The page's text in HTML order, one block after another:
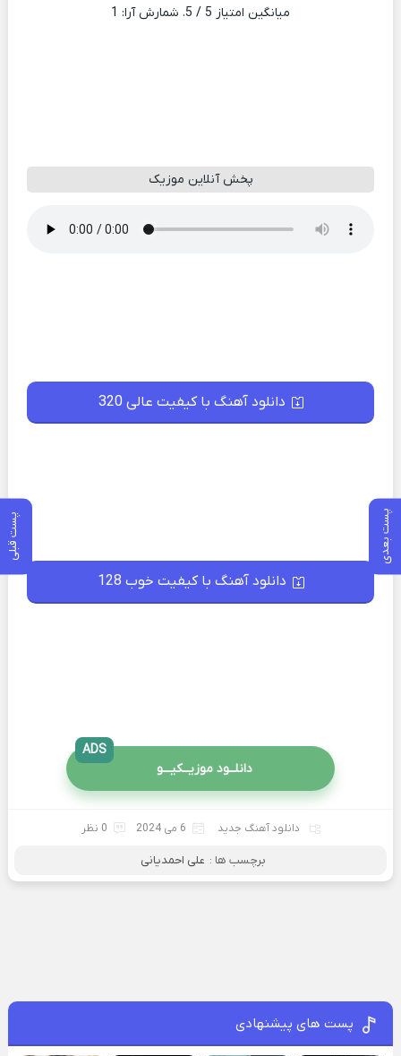
پست بعدی پست قبلی
میانگین امتیاز 5 / 5. شمارش آرا: 1
پخش آنلاین موزیک
دانلود آهنگ با کیفیت عالی 320
دانلود آهنگ با کیفیت خوب 128
دانلــود موزیــکیـــو
ADS
دانلود آهنگ جدید 6 می 2024 0 نظر
برچسب ها : علی احمدیانی
پست های پیشنهادی